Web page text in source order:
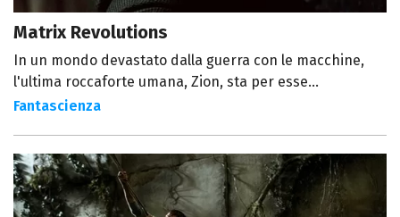
Matrix Revolutions
In un mondo devastato dalla guerra con le macchine,
l'ultima roccaforte umana, Zion, sta per esse...
Fantascienza